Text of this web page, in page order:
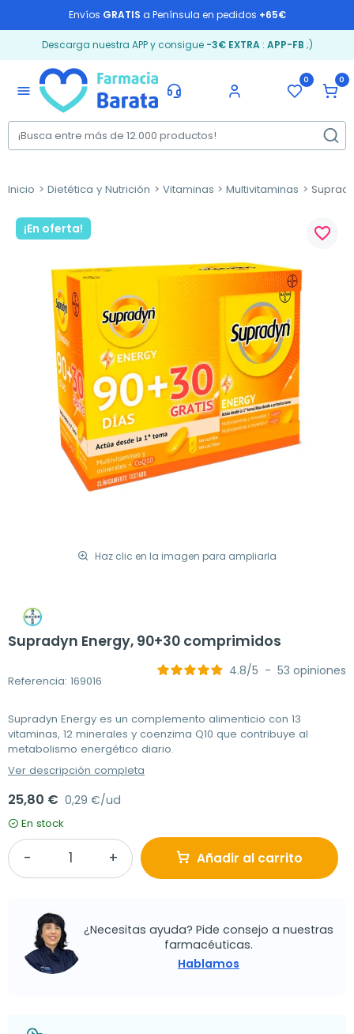
Envíos GRATIS a Península en pedidos +65€
Descarga nuestra APP y consigue -3€ EXTRA: APP-FB ;)
menu
0 0
Inicio Dietética y Nutrición Vitaminas Multivitaminas
¡En oferta!
Haz clic en la imagen para ampliarla
favorite_border
Supradyn Energy, 90+30 comprimidos
Referencia: 169016
4.8/5 - 53 opiniones
Supradyn Energy es un complemento alimenticio con 13
vitaminas, 12 minerales y coenzima Q10 que contribuye al
metabolismo energético diario.
Ver descripción completa
25,80 € 0,29 €/ud
En stock
Añadir al carrito
¿Necesitas ayuda? Pide consejo a nuestras
farmacéuticas.
Hablamos